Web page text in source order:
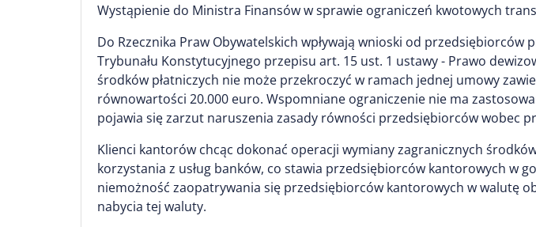
Wystąpienie do Ministra Finansów w sprawie ograniczeń kwotowych
Do Rzecznika Praw Obywatelskich wpływają wnioski od
Trybunału Konstytucyjnego przepisu art. 15 ust. 1 ustawy - Prawo
środków płatniczych nie może przekroczyć w ramach jednej umowy
równowartości 20.000 euro. Wspomniane ograniczenie nie ma
pojawia się zarzut naruszenia zasady równości przedsiębiorców wobec
Klienci kantorów chcąc dokonać operacji wymiany zagranicznych
korzystania z usług banków, co stawia przedsiębiorców kantorowych w
niemożność zaopatrywania się przedsiębiorców kantorowych w walutę
nabycia tej waluty.